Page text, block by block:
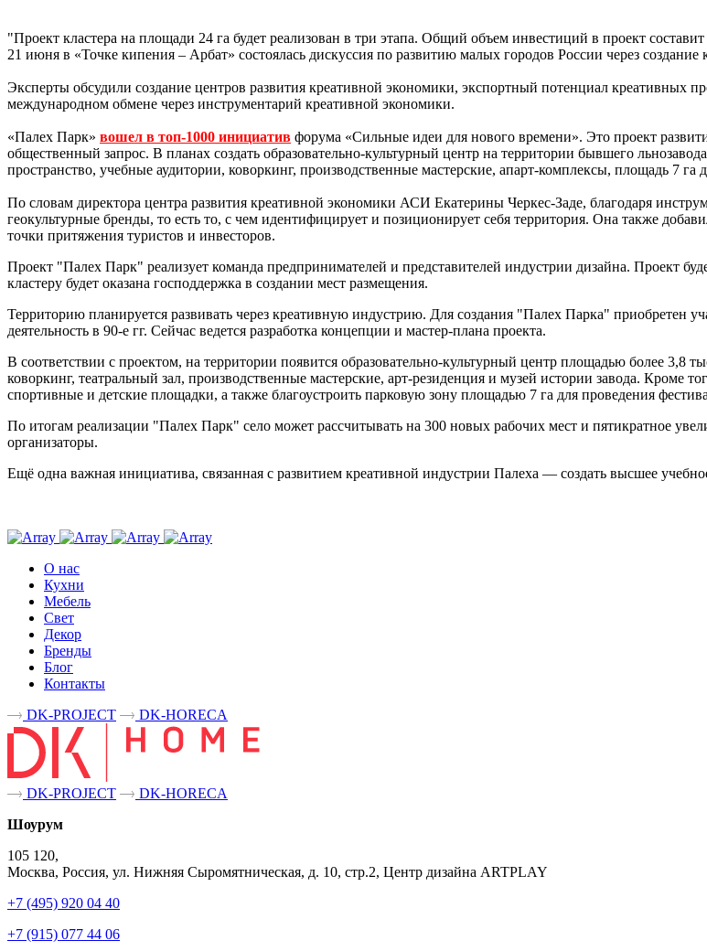
"Проект кластера на площади 24 га будет реализован в три этапа. Общий объем инвестиций в проект
21 июня в «Точке кипения – Арбат» состоялась дискуссия по развитию малых городов России через
Эксперты обсудили создание центров развития креативной экономики, экспортный потенциал креативных
международном обмене через инструментарий креативной экономики.
«Палех Парк» вошел в топ-1000 инициатив форума «Сильные идеи для нового времени». Это проект
общественный запрос. В планах создать образовательно-культурный центр на территории бывшего
пространство, учебные аудитории, коворкинг, производственные мастерские, апарт-комплексы, площадь 7 га
По словам директора центра развития креативной экономики АСИ Екатерины Черкес-Заде, благодаря
геокультурные бренды, то есть то, с чем идентифицирует и позиционирует себя территория. Она также
точки притяжения туристов и инвесторов.
Проект "Палех Парк" реализует команда предпринимателей и представителей индустрии дизайна. Проект
кластеру будет оказана господдержка в создании мест размещения.
Территорию планируется развивать через креативную индустрию. Для создания "Палех Парка" приобретен
деятельность в 90-е гг. Сейчас ведется разработка концепции и мастер-плана проекта.
В соответствии с проектом, на территории появится образовательно-культурный центр площадью более 3,8
коворкинг, театральный зал, производственные мастерские, арт-резиденция и музей истории завода. Кроме
спортивные и детские площадки, а также благоустроить парковую зону площадью 7 га для проведения
По итогам реализации "Палех Парк" село может рассчитывать на 300 новых рабочих мест и пятикратное
организаторы.
Ещё одна важная инициатива, связанная с развитием креативной индустрии Палеха — создать высшее
О нас
Кухни
Мебель
Свет
Декор
Бренды
Блог
Контакты
DK-PROJECT
DK-HORECA
DK-PROJECT
DK-HORECA
Шоурум
105 120,
Москва, Россия, ул. Нижняя Сыромятническая, д. 10, стр.2, Центр дизайна ARTPLAY
+7 (495) 920 04 40
+7 (915) 077 44 06